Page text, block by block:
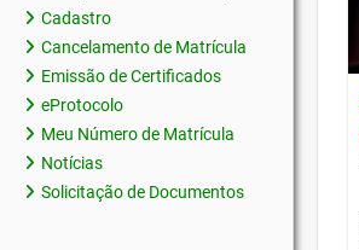
Cadastro
Cancelamento de Matrícula
Emissão de Certificados
eProtocolo
Meu Número de Matrícula
Notícias
Solicitação de Documentos